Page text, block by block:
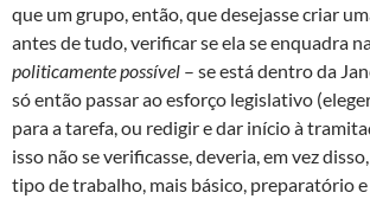
que um grupo, então, que desejasse criar
antes de tudo, verificar se ela se enquadra
politicamente possível – se está dentro da
só então passar ao esforço legislativo
para a tarefa, ou redigir e dar início à
isso não se verificasse, deveria, em vez
tipo de trabalho, mais básico, preparatório